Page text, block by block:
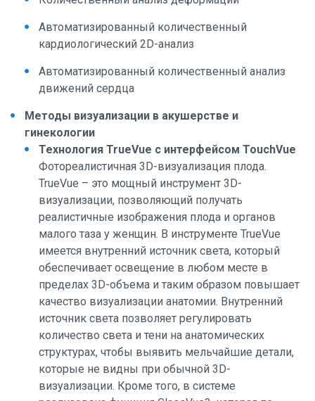
Автоматизированный количественный
кардиологический 2D-анализ
Автоматизированный количественный анализ
движений сердца
Методы визуализации в акушерстве и
гинекологии
Технология TrueVue с интерфейсом TouchVue
Фотореалистичная 3D-визуализация плода.
TrueVue – это мощный инструмент 3D-
визуализации, позволяющий получать
реалистичные изображения плода и органов
малого таза у женщин. В инструменте TrueVue
имеется внутренний источник света, который
обеспечивает освещение в любом месте в
пределах 3D-объема и таким образом повышает
качество визуализации анатомии. Внутренний
источник света позволяет регулировать
количество света и тени на анатомических
структурах, чтобы выявить мельчайшие детали,
которые не видны при обычной 3D-
визуализации. Кроме того, в системе